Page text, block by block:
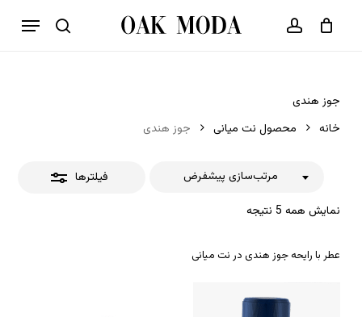
جستجو حساب کاربری
فهرست
سبد خرید بستن
جوز هندی
خانه
محصول نت میانی جوز هندی
فیلترها
نمایش همه 5 نتیجه
مرتب‌سازی پیشفرض
بستن
عطر با رایحه جوز هندی در نت میانی